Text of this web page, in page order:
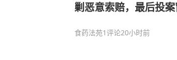
剿恶意索赔，最后投
食药法苑1评论20小时前